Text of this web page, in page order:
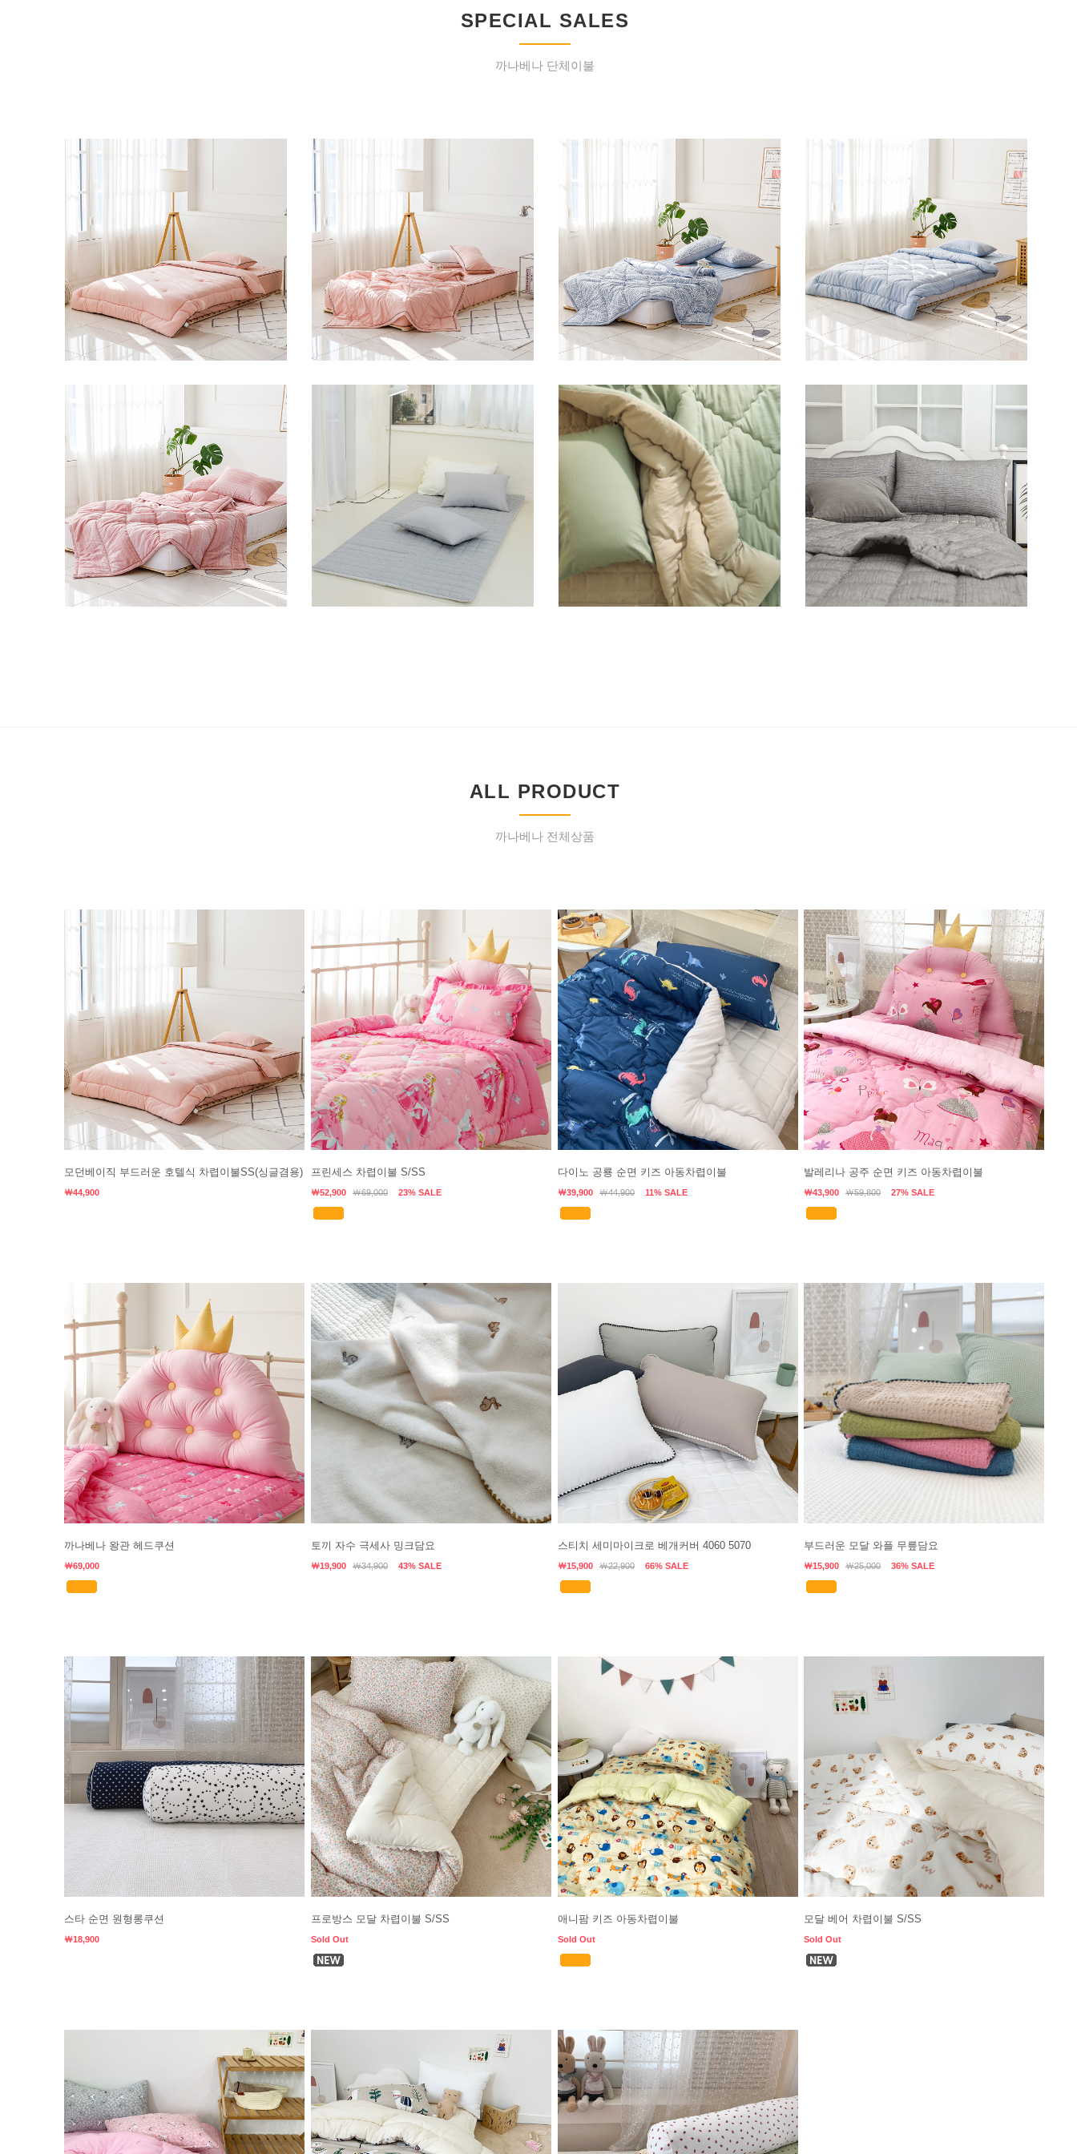
SPECIAL SALES
까나베나 단체이불
ALL PRODUCT
까나베나 전체상품
모던베이직 부드러운 호텔식 차렵이불SS(싱글겸용)
￦44,900
프린세스 차렵이불 S/SS
￦52,900 ￦69,000 23% SALE
다이노 공룡 순면 키즈 아동차렵이불
￦39,900 ￦44,900 11% SALE
발레리나 공주 순면 키즈 아동차렵이불
￦43,900 ￦59,800 27% SALE
까나베나 왕관 헤드쿠션
￦69,000
토끼 자수 극세사 밍크담요
￦19,900 ￦34,900 43% SALE
스티치 세미마이크로 베개커버 4060 5070
￦15,900 ￦22,900 66% SALE
부드러운 모달 와플 무릎담요
￦15,900 ￦25,000 36% SALE
스타 순면 원형롱쿠션
￦18,900
프로방스 모달 차렵이불 S/SS
Sold Out
애니팜 키즈 아동차렵이불
Sold Out
모달 베어 차렵이불 S/SS
Sold Out